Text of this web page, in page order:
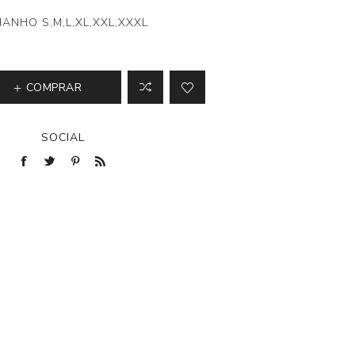
S,M,L,XL,XXL,XXXL
COMPRAR
SOCIAL